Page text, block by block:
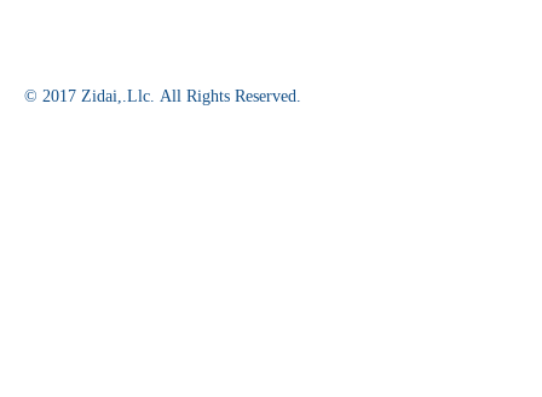
© 2017 Zidai,.Llc. All Rights Reserved.